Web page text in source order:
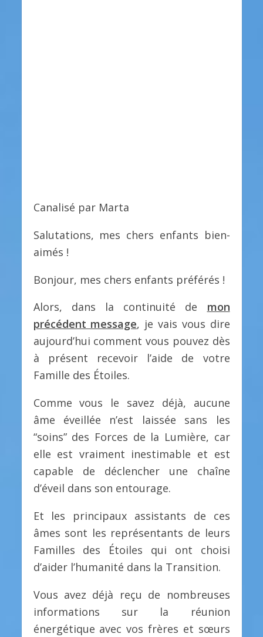
Canalisé par Marta
Salutations, mes chers enfants bien-
aimés !
Bonjour, mes chers enfants préférés !
Alors, dans la continuité de mon
précédent message, je vais vous dire
aujourd’hui comment vous pouvez dès
à présent recevoir l’aide de votre
Famille des Étoiles.
Comme vous le savez déjà, aucune
âme éveillée n’est laissée sans les
“soins” des Forces de la Lumière, car
elle est vraiment inestimable et est
capable de déclencher une chaîne
d’éveil dans son entourage.
Et les principaux assistants de ces
âmes sont les représentants de leurs
Familles des Étoiles qui ont choisi
d’aider l’humanité dans la Transition.
Vous avez déjà reçu de nombreuses
informations sur la réunion
énergétique avec vos frères et sœurs